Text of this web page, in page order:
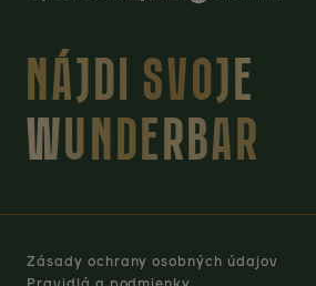
NÁJDI SVOJE
WUNDERBAR
Zásady ochrany osobných údajov